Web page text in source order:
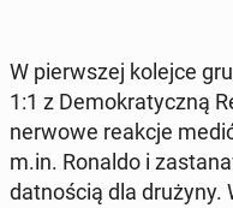
W pierw­szej kolejce
1:1 z De­mo­kra­tycz­ną
nerwowe reakcje
m.in. Ronaldo i
dat­no­ścią dla drużyny.